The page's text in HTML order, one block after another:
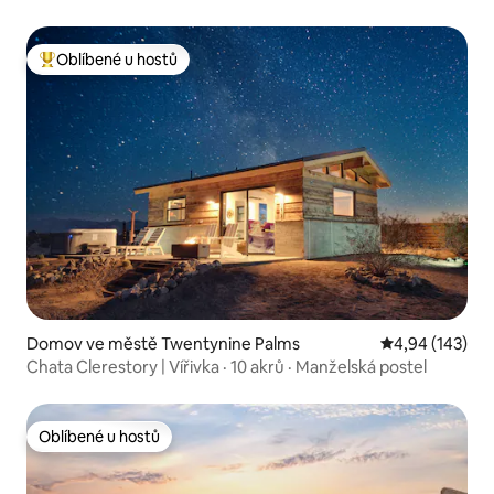
Nejlepší v kategorii Oblíbené u hostů
Oblíbené u hostů
Domov ve městě Twentynine Palms Průměrné
4,94 (143)
Chata Clerestory | Vířivka · 10 akrů · Manželská postel
Oblíbené u hostů
Oblíbené u hostů